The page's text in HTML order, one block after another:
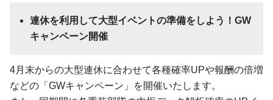
連休を利用して大型イベントの準備をしよう！GW
キャンペーン開催
4月末からの大型連休に合わせて各種確率UPや報酬の倍増
などの「GWキャンペーン」を開催いたします。